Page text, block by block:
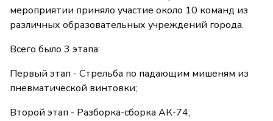
мероприятии приняло участие около 10 команд из
различных образовательных учреждений города.
Всего было 3 этапа:
Первый этап - Стрельба по падающим мишеням из
пневматической винтовки;
Второй этап - Разборка-сборка АК-74;